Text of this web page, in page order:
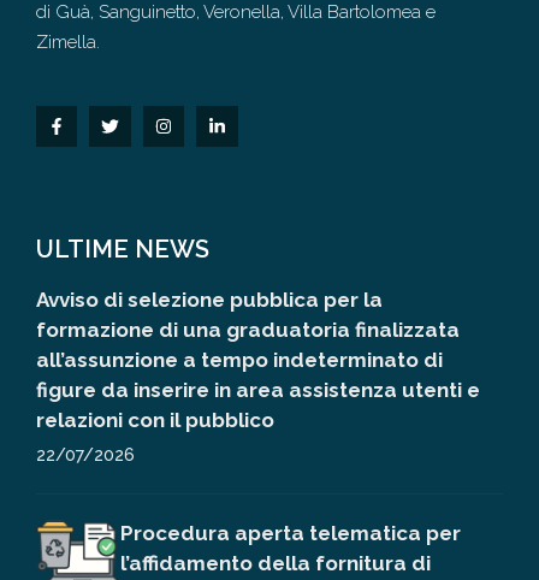
di Guà, Sanguinetto, Veronella, Villa Bartolomea e
Zimella.
ULTIME NEWS
Avviso di selezione pubblica per la
formazione di una graduatoria finalizzata
all’assunzione a tempo indeterminato di
figure da inserire in area assistenza utenti e
relazioni con il pubblico
22/07/2026
Procedura aperta telematica per
l’affidamento della fornitura di